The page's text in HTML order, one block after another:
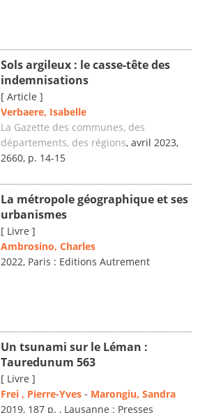
Sols argileux : le casse-tête des
indemnisations
[ Article ]
Verbaere, Isabelle
La Gazette des communes, des
départements, des régions, avril 2023,
2660, p. 14-15
La métropole géographique et ses
urbanismes
[ Livre ]
Ambrosino, Charles
2022, Paris : Editions Autrement
Un tsunami sur le Léman :
Tauredunum 563
[ Livre ]
Frei , Pierre-Yves - Marongiu, Sandra
2019, 187 p. , Lausanne : Presses